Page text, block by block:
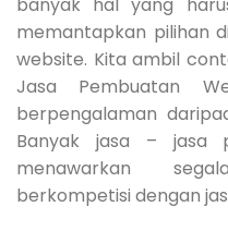
banyak hal yang
memantapkan pilihan
website. Kita ambil
Jasa Pembuatan
berpengalaman
Banyak jasa – jasa
menawarkan
berkompetisi dengan